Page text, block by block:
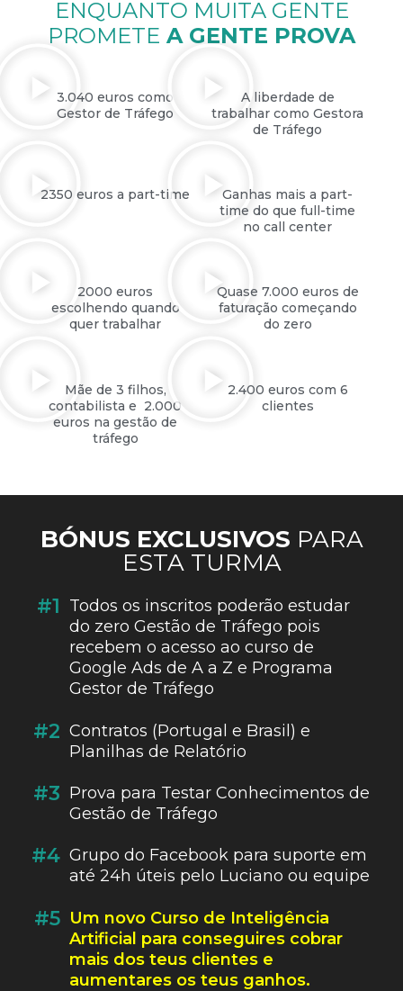
ENQUANTO MUITA GENTE
PROMETE A GENTE PROVA
3.040 euros como
Gestor de Tráfego
A liberdade de
trabalhar como Gestora
de Tráfego
2350 euros a part-time
Ganhas mais a part-
time do que full-time
no call center
2000 euros
escolhendo quando
quer trabalhar
Quase 7.000 euros de
faturação começando
do zero
Mãe de 3 filhos,
contabilista e 2.000
euros na gestão de
tráfego
2.400 euros com 6
clientes
BÓNUS EXCLUSIVOS PARA
ESTA TURMA
#1 Todos os inscritos poderão estudar
do zero Gestão de Tráfego pois
recebem o acesso ao curso de
Google Ads de A a Z e Programa
Gestor de Tráfego
#2 Contratos (Portugal e Brasil) e
Planilhas de Relatório
#3 Prova para Testar Conhecimentos de
Gestão de Tráfego
#4 Grupo do Facebook para suporte em
até 24h úteis pelo Luciano ou equipe
#5 Um novo Curso de Inteligência
Artificial para conseguires cobrar
mais dos teus clientes e
aumentares os teus ganhos.